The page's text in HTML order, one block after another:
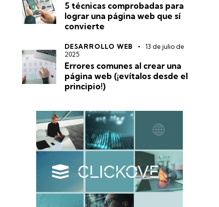
5 técnicas comprobadas para
lograr una página web que sí
convierte
DESARROLLO WEB
13 de julio de
2025
Errores comunes al crear una
página web (¡evítalos desde el
principio!)